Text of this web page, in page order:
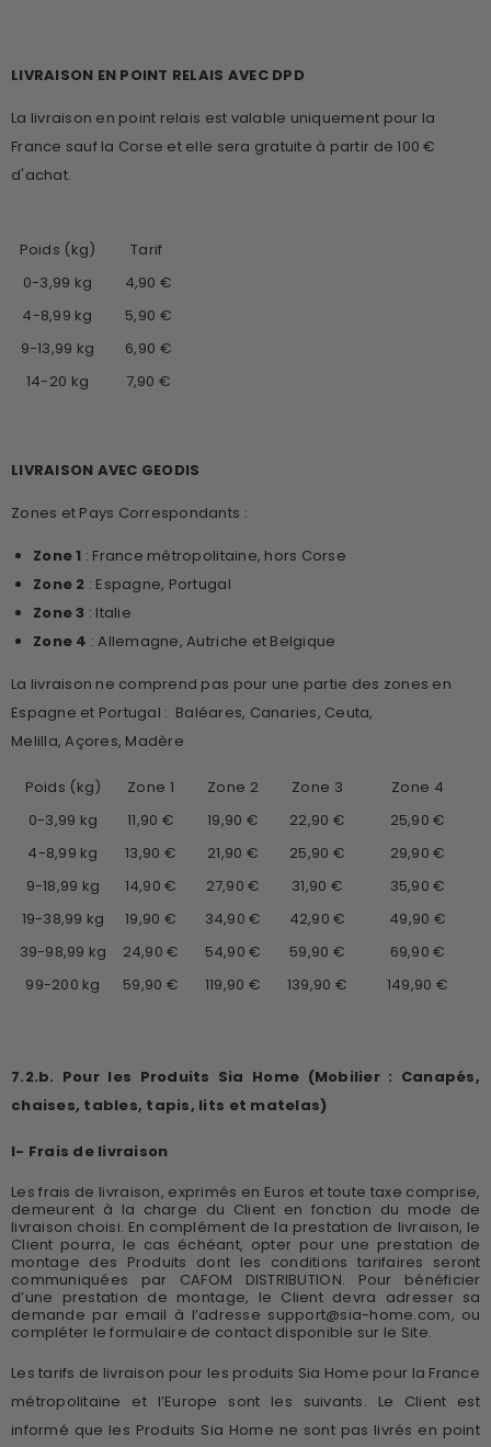
LIVRAISON EN POINT RELAIS AVEC DPD
La livraison en point relais est valable uniquement pour la
France sauf la Corse et elle sera gratuite à partir de 100 €
d'achat.
Poids (kg)
Tarif
0-3,99 kg
4,90 €
4-8,99 kg
5,90 €
9-13,99 kg
6,90 €
14-20 kg
7,90 €
LIVRAISON AVEC GEODIS
Zones et Pays Correspondants :
Zone 1 : France métropolitaine, hors Corse
Zone 2 : Espagne, Portugal
Zone 3 : Italie
Zone 4 : Allemagne, Autriche et Belgique
La livraison ne comprend pas pour une partie des zones en
Espagne et Portugal : Baléares, Canaries, Ceuta,
Melilla, Açores, Madère
Poids (kg) Zone 1 Zone 2 Zone 3
Zone 4
0-3,99 kg
11,90 € 19,90 € 22,90 €
25,90 €
4-8,99 kg
13,90 € 21,90 € 25,90 €
29,90 €
9-18,99 kg
14,90 € 27,90 € 31,90 €
35,90 €
19-38,99 kg
19,90 € 34,90 € 42,90 €
49,90 €
39-98,99 kg
24,90 € 54,90 € 59,90 €
69,90 €
99-200 kg
59,90 € 119,90 € 139,90 € 149,90 €
7.2.b. Pour les Produits Sia Home (Mobilier : Canapés,
chaises, tables, tapis, lits et matelas)
I- Frais de livraison
Les frais de livraison, exprimés en Euros et toute taxe comprise,
demeurent à la charge du Client en fonction du mode de
livraison choisi. En complément de la prestation de livraison, le
Client pourra, le cas échéant, opter pour une prestation de
montage des Produits dont les conditions tarifaires seront
communiquées par CAFOM DISTRIBUTION. Pour bénéficier
d’une prestation de montage, le Client devra adresser sa
demande par email à l’adresse support@sia-home.com, ou
compléter le formulaire de contact disponible sur le Site.
Les tarifs de livraison pour les produits Sia Home pour la France
métropolitaine et l’Europe sont les suivants. Le Client est
informé que les Produits Sia Home ne sont pas livrés en point